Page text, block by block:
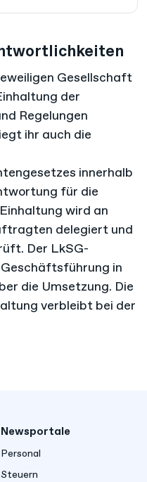
Gesellschaft
der
Regelungen
ihr auch die
innerhalb
für die
wird an
delegiert und
Der LkSG-
in
die Umsetzung. Die
verbleibt bei der
Newsportale
Personal
Steuern